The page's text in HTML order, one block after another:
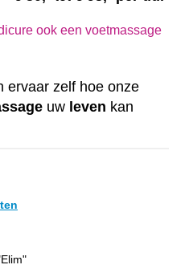
ook een voetmassage
ervaar zelf hoe onze
uw leven kan